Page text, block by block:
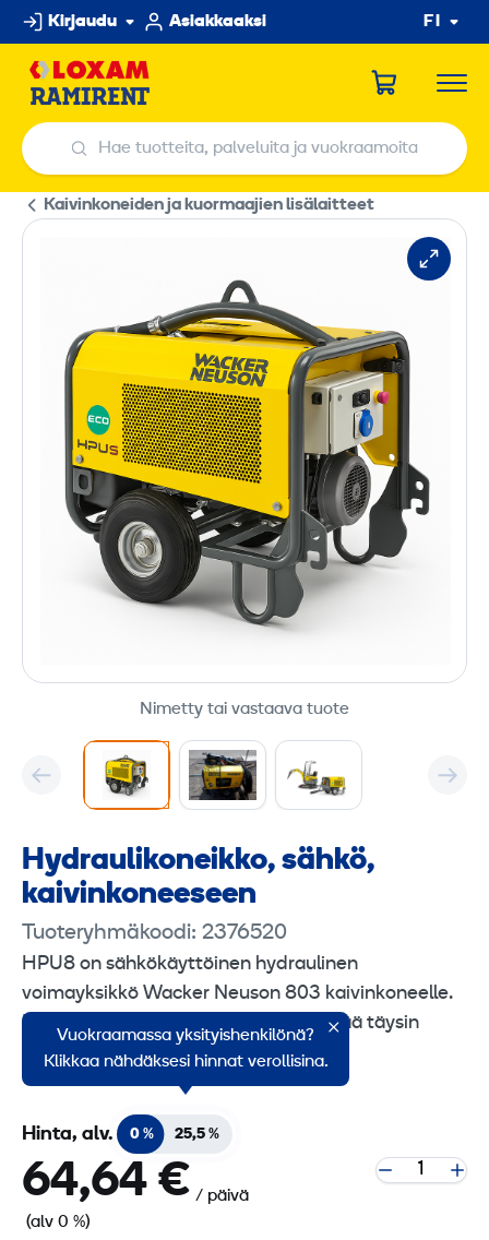
Hyppää
sisältöön
Kirjaudu Asiakkaaksi FI
Hae tuotteita, palveluita ja vuokraamoita
Hae tuotteita, palveluita ja vuokraamoita
Kaivinkoneiden ja kuormaajien lisälaitteet
Nimetty tai vastaava tuote
Hydraulikoneikko, sähkö,
kaivinkoneeseen
Tuoteryhmäkoodi: 2376520
HPU8 on sähkökäyttöinen hydraulinen
voimayksikkö Wacker Neuson 803 kaivinkoneelle.
HPU yksikön avulla konetta voi käyttää täysin
päästöittä ja hiljaisesti.
Vuokraamassa yksityishenkilönä?
Klikkaa nähdäksesi hinnat verollisina.
Hinta, alv. 0 % 25,5 %
64,64 € / päivä
(alv 0 %)